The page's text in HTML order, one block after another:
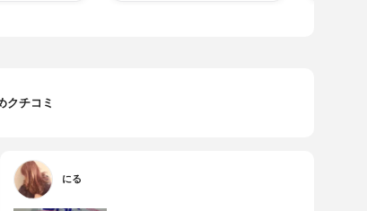
クチコミ
にる